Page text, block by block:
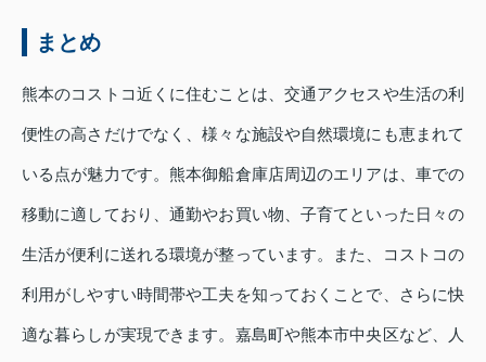
まとめ
熊本のコストコ近くに住むことは、交通アクセスや生活の利
便性の高さだけでなく、様々な施設や自然環境にも恵まれて
いる点が魅力です。熊本御船倉庫店周辺のエリアは、車での
移動に適しており、通勤やお買い物、子育てといった日々の
生活が便利に送れる環境が整っています。また、コストコの
利用がしやすい時間帯や工夫を知っておくことで、さらに快
適な暮らしが実現できます。嘉島町や熊本市中央区など、人